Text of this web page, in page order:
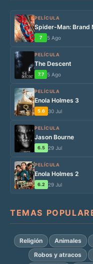
PELÍCULA
Spider-Man: Brand
7 5 Ago
PELÍCULA
The Descent
7.7 5 Ago
PELÍCULA
Enola Holmes 3
5.6 30 Jul
PELÍCULA
Jason Bourne
6.5 29 Jul
PELÍCULA
Enola Holmes 2
6.2 29 Jul
TEMAS
Religión Animales
Robos y atracos